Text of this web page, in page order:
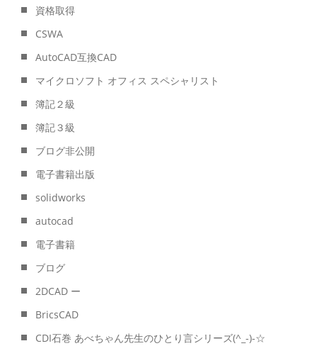
資格取得
CSWA
AutoCAD互換CAD
マイクロソフト オフィス スペシャリスト
簿記２級
簿記３級
ブログ非公開
電子書籍出版
solidworks
autocad
電子書籍
ブログ
2DCAD ー
BricsCAD
CDI石巻 あべちゃん先生のひとり言シリーズ(^_-)-☆